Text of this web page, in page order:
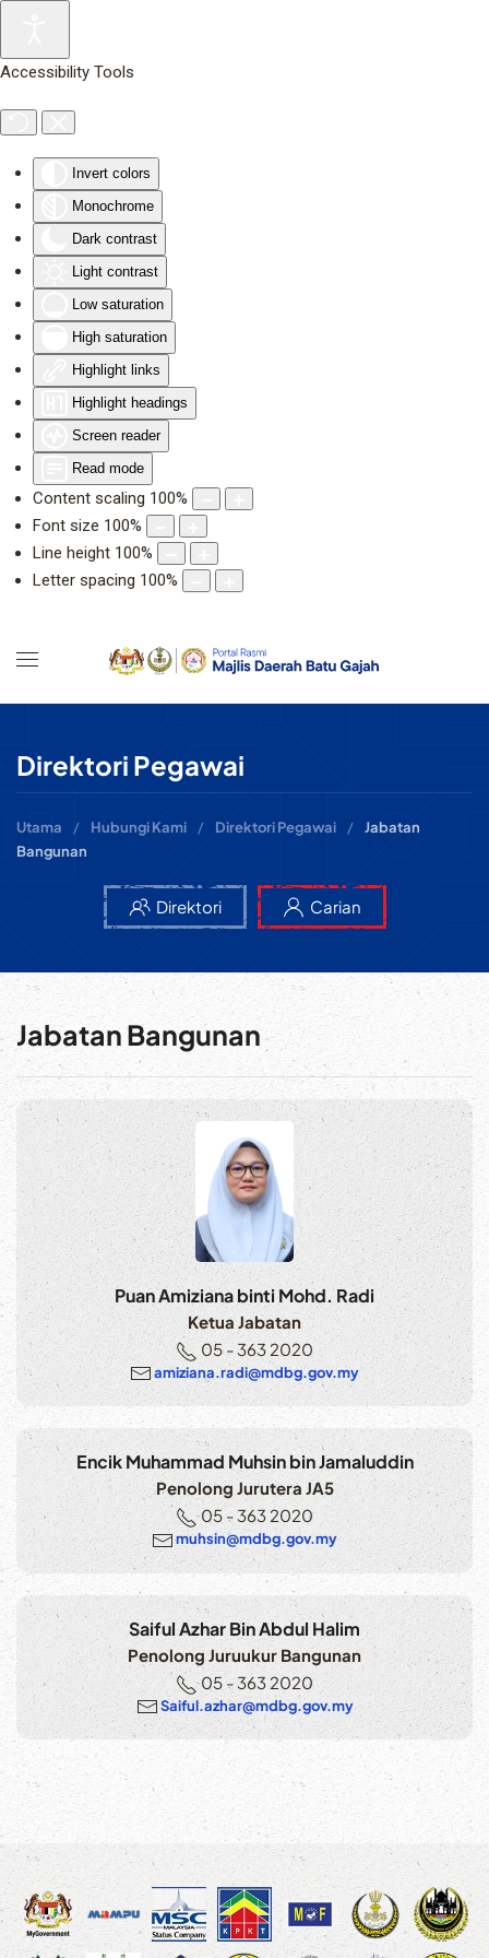
Accessibility Tools
Invert colors
Monochrome
Dark contrast
Light contrast
Low saturation
High saturation
Highlight links
Highlight headings
Screen reader
Read mode
Content scaling 100%
Font size 100%
Line height 100%
Letter spacing 100%
Direktori Pegawai
Utama Hubungi Kami Direktori Pegawai
Jabatan
Bangunan
Direktori Carian
Jabatan Bangunan
Puan Amiziana binti Mohd. Radi
Ketua Jabatan
05 - 363 2020
amiziana.radi@mdbg.gov.my
Encik Muhammad Muhsin bin Jamaluddin
Penolong Jurutera JA5
05 - 363 2020
muhsin@mdbg.gov.my
Saiful Azhar Bin Abdul Halim
Penolong Juruukur Bangunan
05 - 363 2020
Saiful.azhar@mdbg.gov.my